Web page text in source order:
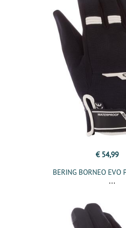
€ 54,99
BERING BORNEO